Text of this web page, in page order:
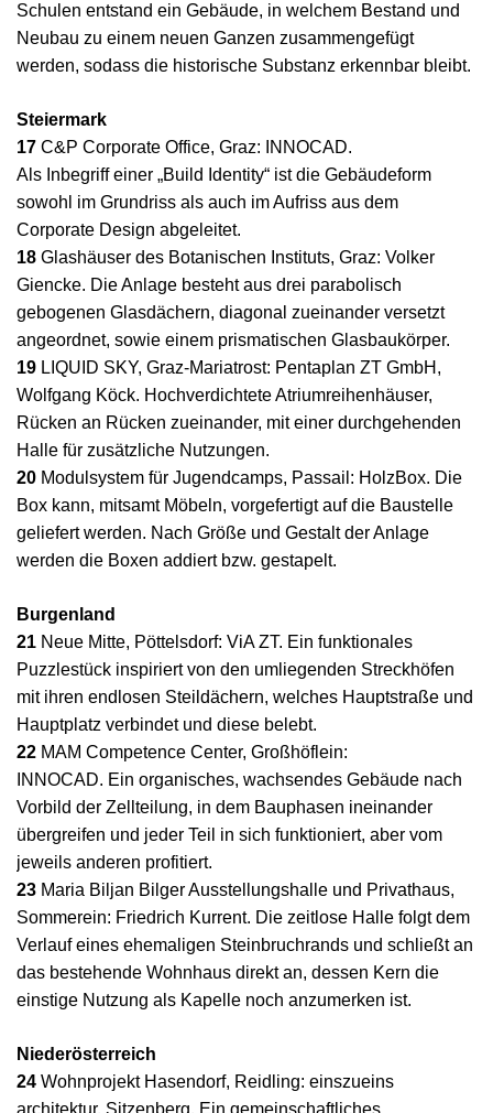
Schulen entstand ein Gebäude, in welchem Bestand und
Neubau zu einem neuen Ganzen zusammengefügt
werden, sodass die historische Substanz erkennbar bleibt.
Steiermark
17 C&P Corporate Office, Graz: INNOCAD.
Als Inbegriff einer „Build Identity“ ist die Gebäudeform
sowohl im Grundriss als auch im Aufriss aus dem
Corporate Design abgeleitet.
18 Glashäuser des Botanischen Instituts, Graz: Volker
Giencke. Die Anlage besteht aus drei parabolisch
gebogenen Glasdächern, diagonal zueinander versetzt
angeordnet, sowie einem prismatischen Glasbaukörper.
19 LIQUID SKY, Graz-Mariatrost: Pentaplan ZT GmbH,
Wolfgang Köck. Hochverdichtete Atriumreihenhäuser,
Rücken an Rücken zueinander, mit einer durchgehenden
Halle für zusätzliche Nutzungen.
20 Modulsystem für Jugendcamps, Passail: HolzBox. Die
Box kann, mitsamt Möbeln, vorgefertigt auf die Baustelle
geliefert werden. Nach Größe und Gestalt der Anlage
werden die Boxen addiert bzw. gestapelt.
Burgenland
21 Neue Mitte, Pöttelsdorf: ViA ZT. Ein funktionales
Puzzlestück inspiriert von den umliegenden Streckhöfen
mit ihren endlosen Steildächern, welches Hauptstraße und
Hauptplatz verbindet und diese belebt.
22 MAM Competence Center, Großhöflein:
INNOCAD. Ein organisches, wachsendes Gebäude nach
Vorbild der Zellteilung, in dem Bauphasen ineinander
übergreifen und jeder Teil in sich funktioniert, aber vom
jeweils anderen profitiert.
23 Maria Biljan Bilger Ausstellungshalle und Privathaus,
Sommerein: Friedrich Kurrent. Die zeitlose Halle folgt dem
Verlauf eines ehemaligen Steinbruchrands und schließt an
das bestehende Wohnhaus direkt an, dessen Kern die
einstige Nutzung als Kapelle noch anzumerken ist.
Niederösterreich
24 Wohnprojekt Hasendorf, Reidling: einszueins
architektur, Sitzenberg. Ein gemeinschaftliches